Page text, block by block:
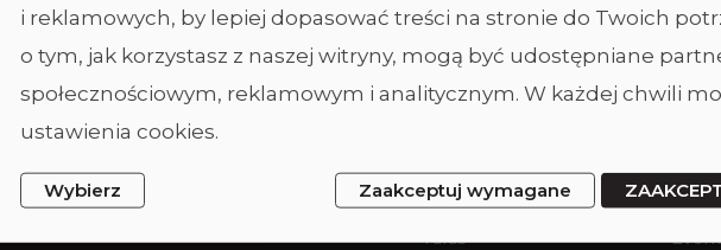
Studio
Studio ciemne
Studio małe
Taras
i reklamowych, by lepiej dopasować treści na stronie do Twoich
o tym, jak korzystasz z naszej witryny, mogą być udostępniane
społecznościowym, reklamowym i analitycznym. W każdej chwili
ustawienia cookies.
Wybierz Zaakceptuj wymagane